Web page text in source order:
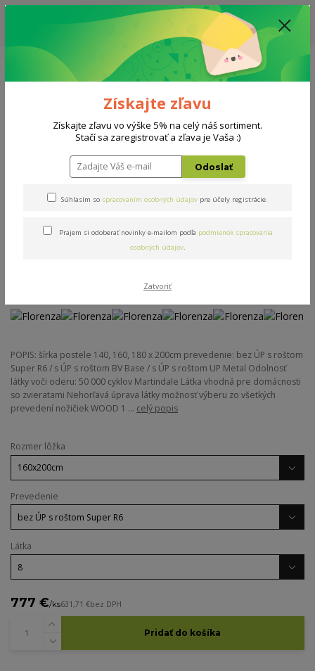
ZĽAVA: VŠETKY VYSTAVENÉ POSTELE ZA 400€ - CENA MATRACU A ROŠTU
PODĽA VÝBERU / DODACIA LEHOTA JE AKTUÁLNE 10-15 PRACOVNÝCH
Menu
0908 777 700 Po-So: 10-18 hod.
0
Postele Florenza
Florenza
Novinka Akcia
POPIS: šírka postele 140, 160, 180 x 200cm prevedenie: bez ÚP s roštom
Super R6 / s ÚP s roštom BV Base / s ÚP s roštom UP Metal Odolnosť
látky voči oderu: 50 000 cyklov Martindale Látka vhodná pre domácnosti
so zvieratami Nehorľavá úprava látky možnosť výberu zo všetkých
prevedení nožičiek WOOD 1 ... celý popis
Rozmer lôžka
Prevedenie
Látka
777 €/ks631,71 €bez DPH
Pridať do košíka
Získajte zľavu
Získajte zľavu vo výške 5% na celý náš sortiment.
Stačí sa zaregistrovať a zľava je Vaša :)
Odoslať
Súhlasím so spracovaním osobných údajov pre účely registrácie.
Prajem si odoberať novinky e-mailom podľa podmienok spracovania
osobných údajov.
Zatvoriť